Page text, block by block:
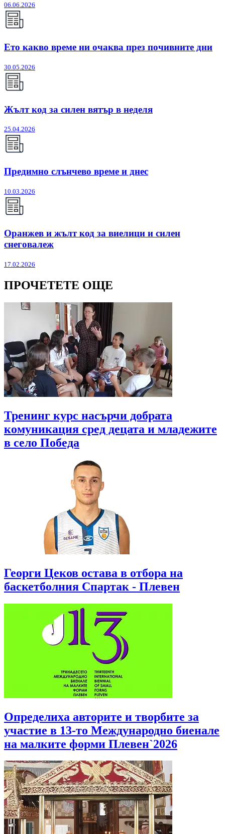
06.06.2026
Ето какво време ни очаква през почивните дни
30.05.2026
Жълт код за силен вятър в неделя
25.04.2026
Предимно слънчево време и днес
10.03.2026
Оранжев и жълт код за виелици и силен
снеговалеж
17.02.2026
ПРОЧЕТЕТЕ ОЩЕ
Тренинг курс насърчи добрата
комуникация сред децата и младежите
в село Победа
Георги Цеков остава в отбора на
баскетболния Спартак - Плевен
Определиха авторите и творбите за
участие в 13-то Международно биенале
на малките форми Плевен`2026